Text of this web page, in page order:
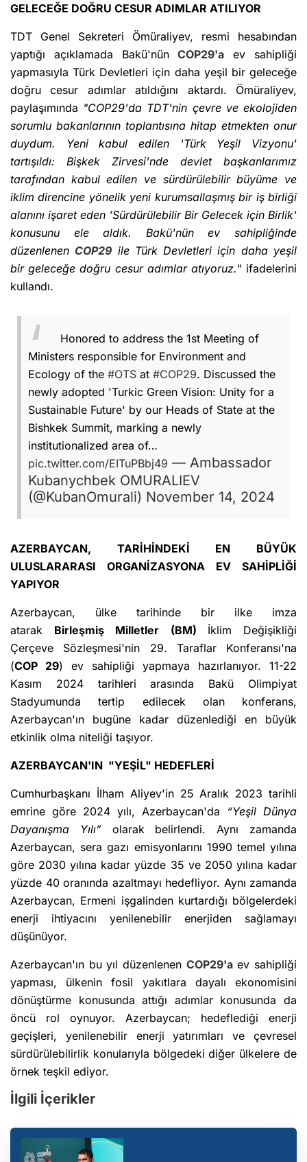
GELECEĞE DOĞRU CESUR ADIMLAR ATILIYOR
TDT Genel Sekreteri Ömüraliyev, resmi hesabından
yaptığı açıklamada Bakü'nünCOP29'a ev sahipliği
yapmasıyla Türk Devletleri için daha yeşil bir geleceğe
doğru cesur adımlar atıldığını aktardı. Ömüraliyev,
paylaşımında "COP29'da TDT'nin çevre ve ekolojiden
sorumlu bakanlarının toplantısına hitap etmekten onur
duydum. Yeni kabul edilen 'Türk Yeşil Vizyonu'
tartışıldı: Bişkek Zirvesi'nde devlet başkanlarımız
tarafından kabul edilen ve sürdürülebilir büyüme ve
iklim direncine yönelik yeni kurumsallaşmış bir iş birliği
alanını işaret eden 'Sürdürülebilir Bir Gelecek için Birlik'
konusunu ele aldık. Bakü'nün ev sahipliğinde
düzenlenen COP29 ile Türk Devletleri için daha yeşil
bir geleceğe doğru cesur adımlar atıyoruz." ifadelerini
kullandı.
Honored to address the 1st Meeting of
Ministers responsible for Environment and
Ecology of the #OTS at #COP29. Discussed the
newly adopted 'Turkic Green Vision: Unity for a
Sustainable Future' by our Heads of State at the
Bishkek Summit, marking a newly
institutionalized area of…
pic.twitter.com/EITuPBbj49 — Ambassador
Kubanychbek OMURALIEV
(@KubanOmurali) November 14, 2024
AZERBAYCAN, TARİHİNDEKİ EN BÜYÜK
ULUSLARARASI ORGANİZASYONA EV SAHİPLİĞİ
YAPIYOR
Azerbaycan, ülke tarihinde bir ilke imza
atarak Birleşmiş Milletler (BM) İklim Değişikliği
Çerçeve Sözleşmesi'nin 29. Taraflar Konferansı'na
(COP 29) ev sahipliği yapmaya hazırlanıyor. 11-22
Kasım 2024 tarihleri ​​arasında Bakü Olimpiyat
Stadyumunda tertip edilecek olan konferans,
Azerbaycan'ın bugüne kadar düzenlediği en büyük
etkinlik olma niteliği taşıyor.
AZERBAYCAN'IN "YEŞİL" HEDEFLERİ
Cumhurbaşkanı İlham Aliyev'in 25 Aralık 2023 tarihli
emrine göre 2024 yılı, Azerbaycan'da “Yeşil Dünya
Dayanışma Yılı” olarak belirlendi. Aynı zamanda
Azerbaycan, sera gazı emisyonlarını 1990 temel yılına
göre 2030 yılına kadar yüzde 35 ve 2050 yılına kadar
yüzde 40 oranında azaltmayı hedefliyor. Aynı zamanda
Azerbaycan, Ermeni işgalinden kurtardığı bölgelerdeki
enerji ihtiyacını yenilenebilir enerjiden sağlamayı
düşünüyor.
Azerbaycan'ın bu yıl düzenlenen COP29'aev sahipliği
yapması, ülkenin fosil yakıtlara dayalı ekonomisini
dönüştürme konusunda attığı adımlar konusunda da
öncü rol oynuyor. Azerbaycan; hedeflediği enerji
geçişleri, yenilenebilir enerji yatırımları ve çevresel
sürdürülebilirlik konularıyla bölgedeki diğer ülkelere de
örnek teşkil ediyor.
İlgili İçerikler